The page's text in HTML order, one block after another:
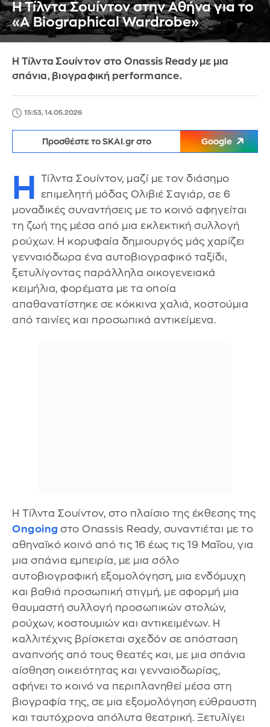
Η Τίλντα Σουίντον στην Αθήνα για το
«A Biographical Wardrobe»
Η Τίλντα Σουίντον στο Onassis Ready με μια
σπάνια, βιογραφική performance.
15:53, 14.05.2026
Προσθέστε το SKAI.gr στο Google
Η
Τίλντα Σουίντον, μαζί με τον διάσημο
επιμελητή μόδας Ολιβιέ Σαγιάρ, σε 6
μοναδικές συναντήσεις με το κοινό αφηγείται
τη ζωή της μέσα από μια εκλεκτική συλλογή
ρούχων. Η κορυφαία δημιουργός μάς χαρίζει
γενναιόδωρα ένα αυτοβιογραφικό ταξίδι,
ξετυλίγοντας παράλληλα οικογενειακά
κειμήλια, φορέματα με τα οποία
απαθανατίστηκε σε κόκκινα χαλιά, κοστούμια
από ταινίες και προσωπικά αντικείμενα.
Η Τίλντα Σουίντον, στο πλαίσιο της έκθεσης της
Ongoing στο Onassis Ready, συναντιέται με το
αθηναϊκό κοινό από τις 16 έως τις 19 Μαΐου, για
μια σπάνια εμπειρία, με μια σόλο
αυτοβιογραφική εξομολόγηση, μια ενδόμυχη
και βαθιά προσωπική στιγμή, με αφορμή μια
θαυμαστή συλλογή προσωπικών στολών,
ρούχων, κοστουμιών και αντικειμένων. Η
καλλιτέχνις βρίσκεται σχεδόν σε απόσταση
αναπνοής από τους θεατές και, με μια σπάνια
αίσθηση οικειότητας και γενναιοδωρίας,
αφήνει το κοινό να περιπλανηθεί μέσα στη
βιογραφία της, σε μια εξομολόγηση εύθραυστη
και ταυτόχρονα απόλυτα θεατρική. Ξετυλίγει